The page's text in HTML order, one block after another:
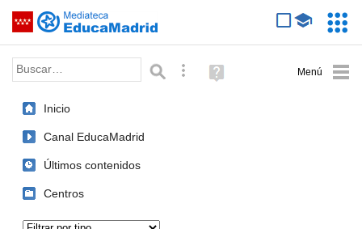
Saltar navegación
Palabra o frase: Búsqueda avanzada
Ayuda
(en
Inicio
Canal EducaMadrid
Últimos contenidos
Centros